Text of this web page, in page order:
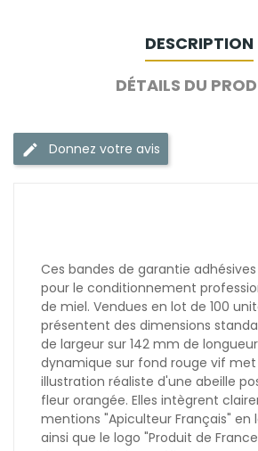
DESCRIPTION
DÉTAILS DU
Donnez votre avis
Ces bandes de garantie
pour le conditionnement
de miel. Vendues en lot de 100
présentent des dimensions
de largeur sur 142 mm de
dynamique sur fond rouge vif
illustration réaliste d'une abeille
fleur orangée. Elles intègrent
mentions "Apiculteur Français" en
ainsi que le logo "Produit de